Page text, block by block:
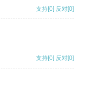
支持[0] 反对[0]
支持[0] 反对[0]